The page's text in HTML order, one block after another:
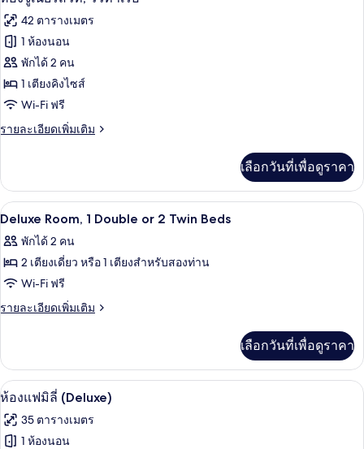
เตียง
หรือ
เตียง
เดี่ยว
เตียง
ลัก
ซ์,
ใหญ่
เตียง
หรือ
เตียง
ภาพถ่าย
ทั้งหมด
ของ
ห้อง
จู
เนียร์
วิว
ท่าเรือ
42 ตารางเมตร
1 ห้องนอน
พักได้ 2 คน
1 เตียงคิงไซส์
Wi-Fi ฟรี
รายละเอียดเพิ่มเติม
ราย
เกี่ยว
กับ
ห้อง
เนียร์
สวี
วิว
ท่าเรือ
เลือกวันที่เพื่อดูราคา
เปิด
ภาพถ่าย
ทั้งหมด
ของ
Deluxe
Double
or
2
Twin
Beds
ผ้านวมขนเป็ด, มินิบาร์, ตู้นิรภัยในห้อง
5
Deluxe Room, 1 Double or 2 Twin Beds
พักได้ 2 คน
2 เตียงเดี่ยว หรือ 1 เตียงสำหรับสองท่าน
Wi-Fi ฟรี
รายละเอียดเพิ่มเติม
ราย
เกี่ยว
กับ
Deluxe
Double
เลือกวันที่เพื่อดูราคา
เปิด
ภาพถ่าย
ทั้งหมด
ผ้านวมขนเป็ด, มินิบาร์, ตู้นิรภัยในห้อง
5
ห้องแฟมิลี่ (Deluxe)
35 ตารางเมตร
1 ห้องนอน